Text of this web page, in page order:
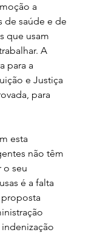
a
de saúde e de
que usam
A
para a
e Justiça
para
esta
não têm
o seu
é a falta